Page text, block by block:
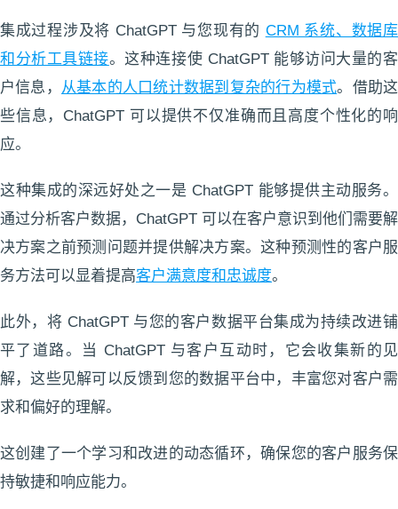
集成过程涉及将 ChatGPT 与您现有的 CRM 系统、数据库
和分析工具链接。这种连接使 ChatGPT 能够访问大量的客
户信息， 从基本的人口统计数据到复杂的行为模式。借助这
些信息，ChatGPT 可以提供不仅准确而且高度个性化的响
应。
这种集成的深远好处之一是 ChatGPT 能够提供主动服务。
通过分析客户数据，ChatGPT 可以在客户意识到他们需要解
决方案之前预测问题并提供解决方案。这种预测性的客户服
务方法可以显着提高客户满意度和忠诚度。
此外，将 ChatGPT 与您的客户数据平台集成为持续改进铺
平了道路。当 ChatGPT 与客户互动时，它会收集新的见
解，这些见解可以反馈到您的数据平台中，丰富您对客户需
求和偏好的理解。
这创建了一个学习和改进的动态循环，确保您的客户服务保
持敏捷和响应能力。